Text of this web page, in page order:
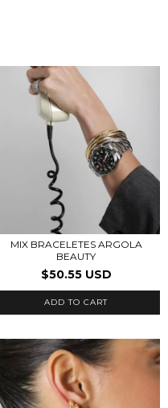
MIX BRACELETES ARGOLA
BEAUTY
$50.55 USD
ADD TO CART